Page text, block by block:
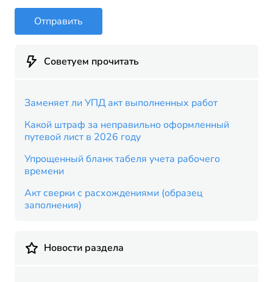
Отправить
Советуем прочитать
Заменяет ли УПД акт выполненных работ
Какой штраф за неправильно оформленный
путевой лист в 2026 году
Упрощенный бланк табеля учета рабочего
времени
Акт сверки с расхождениями (образец
заполнения)
Новости раздела